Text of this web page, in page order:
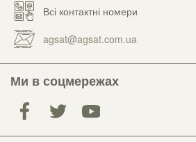
Всі контактні номери
agsat@agsat.com.ua
Ми в соцмережах